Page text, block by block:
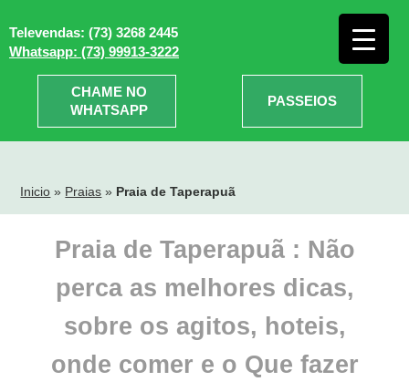
Televendas: (73) 3268 2445
Whatsapp: (73) 99913-3222
CHAME NO
WHATSAPP
PASSEIOS
Inicio » Praias » Praia de Taperapuã
Praia de Taperapuã : Não
perca as melhores dicas,
sobre os agitos, hoteis,
onde comer e o Que fazer